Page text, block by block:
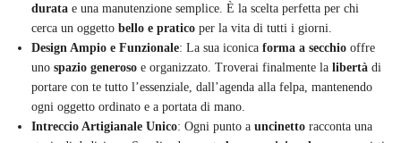
durata e una manutenzione semplice. È la scelta perfetta per chi
cerca un oggetto bello e pratico per la vita di tutti i giorni.
Design Ampio e Funzionale: La sua iconica forma a secchio offre
uno spazio generoso e organizzato. Troverai finalmente la libertà di
portare con te tutto l’essenziale, dall’agenda alla felpa, mantenendo
ogni oggetto ordinato e a portata di mano.
Intreccio Artigianale Unico: Ogni punto a uncinetto racconta una